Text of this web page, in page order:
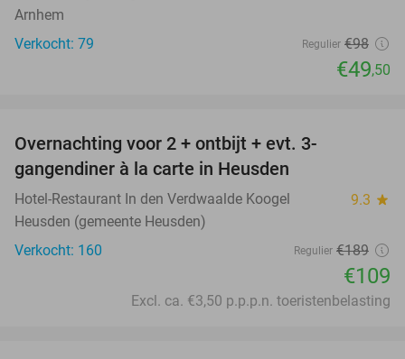
Arnhem
Verkocht: 79
Regulier €98
€49,50
Overnachting voor 2 + ontbijt + evt. 3-
gangendiner à la carte in Heusden
Hotel-Restaurant In den Verdwaalde Koogel 9.3 star
Heusden (gemeente Heusden)
Verkocht: 160
Regulier €189
€109
Excl. ca. €3,50 p.p.p.n. toeristenbelasting